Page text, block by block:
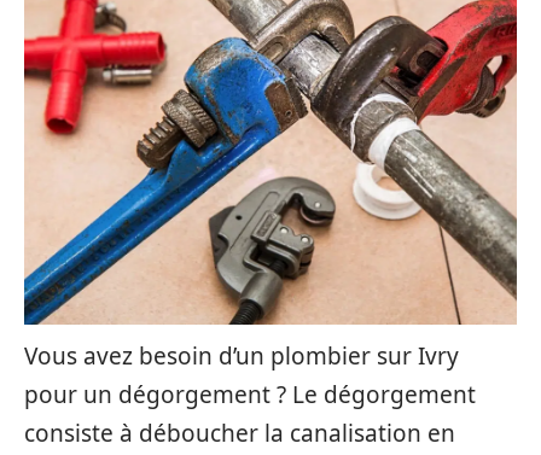
Vous avez besoin d’un plombier sur Ivry
pour un dégorgement ? Le dégorgement
consiste à déboucher la canalisation en